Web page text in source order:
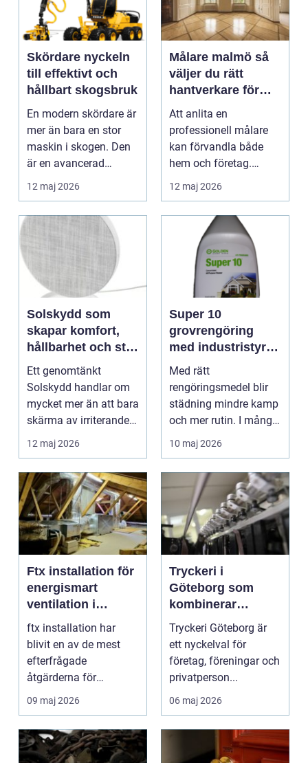
Skördare nyckeln
till effektivt och
hållbart skogsbruk
En modern skördare är
mer än bara en stor
maskin i skogen. Den
är en avancerad
arbetsplats som
kombi...
12 maj 2026
Målare malmö så
väljer du rätt
hantverkare för
hållbart måleri
Att anlita en
professionell målare
kan förvandla både
hem och företag.
Färger påverkar hur vi
trivs,...
12 maj 2026
Solskydd som
skapar komfort,
hållbarhet och stil
i hemmet
Ett genomtänkt
Solskydd handlar om
mycket mer än att bara
skärma av irriterande
solstrålar. Rätt lös...
12 maj 2026
Super 10
grovrengöring
med industristyrka
för hem och
företag
Med rätt
rengöringsmedel blir
städning mindre kamp
och mer rutin. I många
hem och verksamheter
har S...
10 maj 2026
Ftx installation för
energismart
ventilation i
bostäder
ftx installation har
blivit en av de mest
efterfrågade
åtgärderna för
husägare som vill
kombinera bä...
09 maj 2026
Tryckeri i
Göteborg som
kombinerar
snabba leveranser
med hög kvalitet
Tryckeri Göteborg är
ett nyckelval för
företag, föreningar och
privatperson...
06 maj 2026